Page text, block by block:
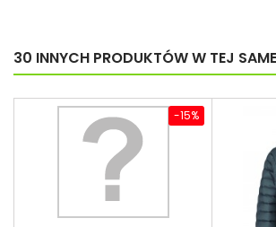
30 INNYCH PRODUKTÓW W TEJ
-15%